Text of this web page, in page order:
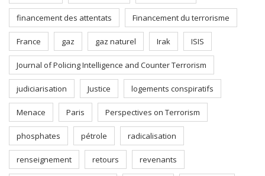
financement des attentats Financement du terrorisme
France gaz gaz naturel Irak ISIS
Journal of Policing Intelligence and Counter Terrorism
judiciarisation Justice logements conspiratifs
Menace Paris Perspectives on Terrorism
phosphates pétrole radicalisation
renseignement retours revenants